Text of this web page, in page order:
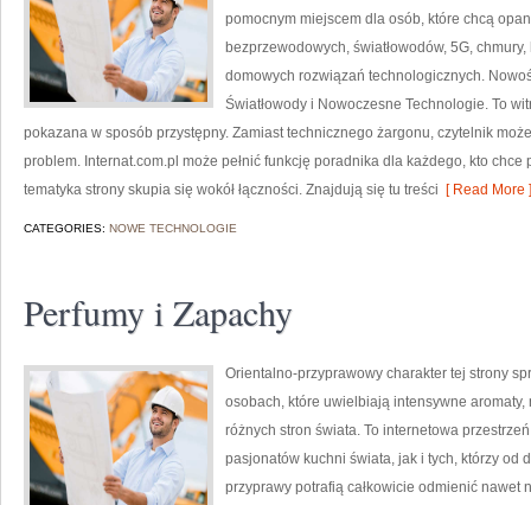
pomocnym miejscem dla osób, które chcą
bezprzewodowych, światłowodów, 5G,
domowych rozwiązań technologicznych.
Światłowody i Nowoczesne Technologie. To
pokazana w sposób przystępny. Zamiast technicznego żargonu, czytelnik
problem. Internat.com.pl może pełnić funkcję poradnika dla każdego, kto chce
tematyka strony skupia się wokół łączności. Znajdują się tu treści [ Read More ]
CATEGORIES: NOWE TECHNOLOGIE
Perfumy i Zapachy
Orientalno-przyprawowy charakter tej strony
osobach, które uwielbiają intensywne
różnych stron świata. To internetowa
pasjonatów kuchni świata, jak i tych, którzy od
przyprawy potrafią całkowicie odmienić nawet